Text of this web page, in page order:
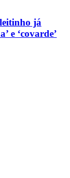
já
e ‘covarde’